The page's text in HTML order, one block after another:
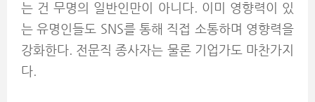
는 건 무명의 일반인만이 아니다. 이미 영향력이 있
는 유명인들도 SNS를 통해 직접 소통하며 영향력을
강화한다. 전문직 종사자는 물론 기업가도 마찬가지
다.